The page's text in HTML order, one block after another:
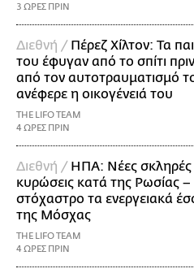
3 ΩΡΕΣ ΠΡΙΝ
Διεθνή / Πέρεζ Χίλτον: Τα
του έφυγαν από το σπίτι πριν
από τον αυτοτραυματισμό
ανέφερε η οικογένειά του
THE LIFO TEAM
4 ΩΡΕΣ ΠΡΙΝ
Διεθνή / ΗΠΑ: Nέες σκληρές
κυρώσεις κατά της Ρωσίας –
στόχαστρο τα ενεργειακά
της Μόσχας
THE LIFO TEAM
4 ΩΡΕΣ ΠΡΙΝ